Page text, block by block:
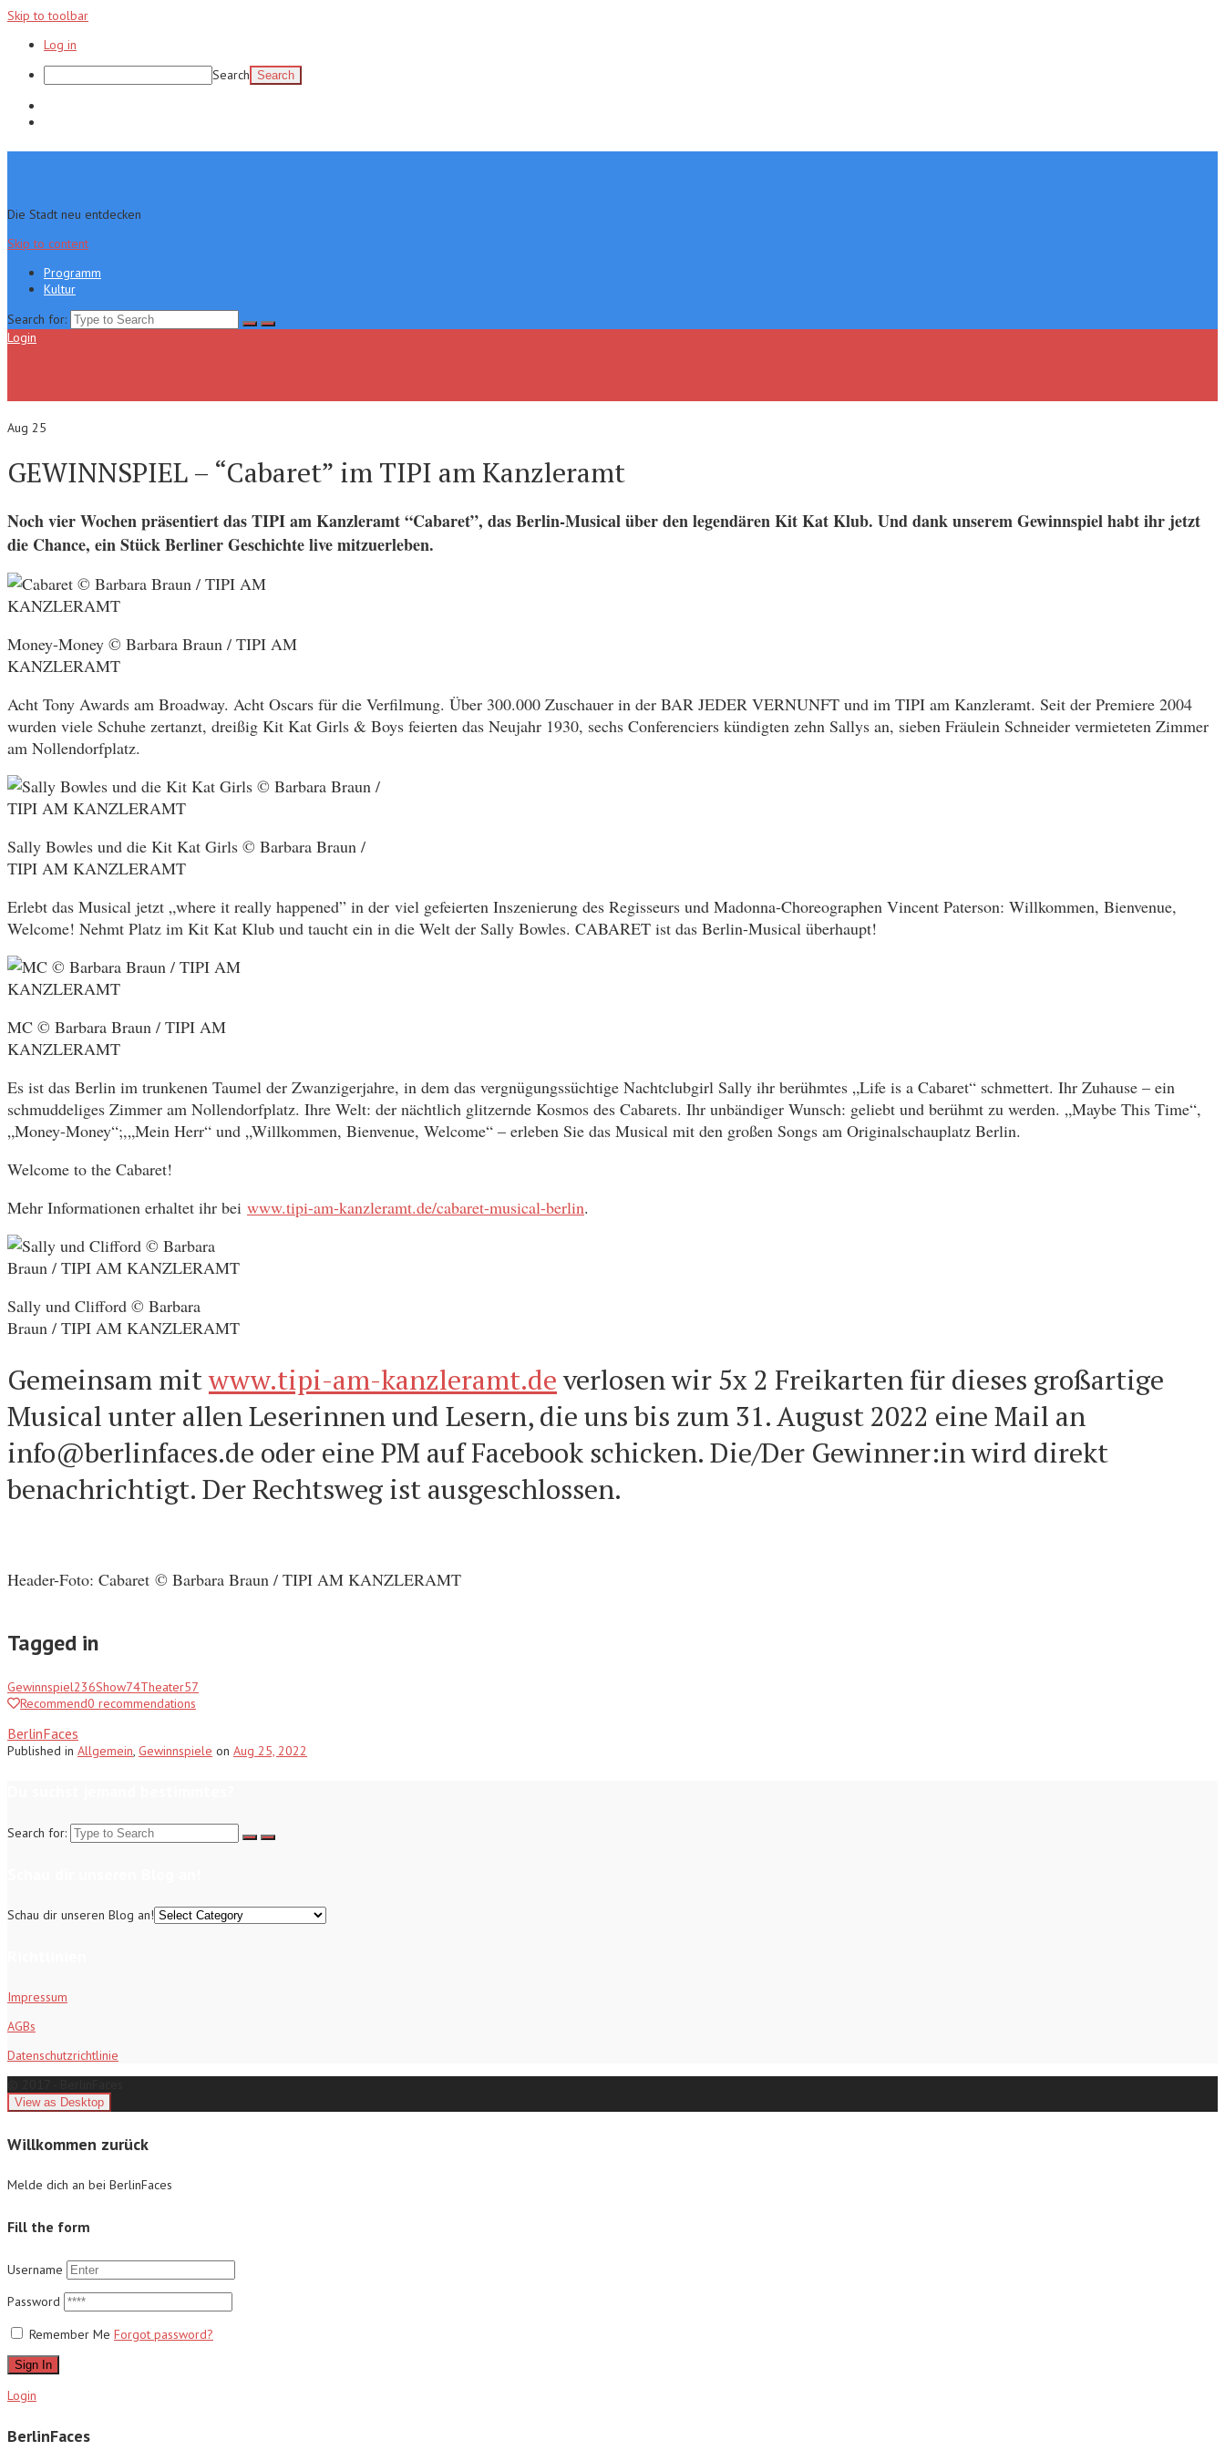
Skip to toolbar
Log in
Search
Die Stadt neu entdecken
Skip to content
Programm
Kultur
Search for:
Login
Aug 25
GEWINNSPIEL – “Cabaret” im TIPI am Kanzleramt
Noch vier Wochen präsentiert das TIPI am Kanzleramt “Cabaret”, das Berlin-Musical über den legendären Kit Kat Klub. Und dank unserem Gewinnspiel habt ihr jetzt
die Chance, ein Stück Berliner Geschichte live mitzuerleben.
Money-Money © Barbara Braun / TIPI AM
KANZLERAMT
Acht Tony Awards am Broadway. Acht Oscars für die Verfilmung. Über 300.000 Zuschauer in der BAR JEDER VERNUNFT und im TIPI am Kanzleramt. Seit der Premiere 2004
wurden viele Schuhe zertanzt, dreißig Kit Kat Girls & Boys feierten das Neujahr 1930, sechs Conferenciers kündigten zehn Sallys an, sieben Fräulein Schneider vermieteten Zimmer
am Nollendorfplatz.
Sally Bowles und die Kit Kat Girls © Barbara Braun /
TIPI AM KANZLERAMT
Erlebt das Musical jetzt „where it really happened” in der viel gefeierten Inszenierung des Regisseurs und Madonna-Choreographen Vincent Paterson: Willkommen, Bienvenue,
Welcome! Nehmt Platz im Kit Kat Klub und taucht ein in die Welt der Sally Bowles. CABARET ist das Berlin-Musical überhaupt!
MC © Barbara Braun / TIPI AM
KANZLERAMT
Es ist das Berlin im trunkenen Taumel der Zwanzigerjahre, in dem das vergnügungssüchtige Nachtclubgirl Sally ihr berühmtes „Life is a Cabaret“ schmettert. Ihr Zuhause – ein
schmuddeliges Zimmer am Nollendorfplatz. Ihre Welt: der nächtlich glitzernde Kosmos des Cabarets. Ihr unbändiger Wunsch: geliebt und berühmt zu werden. „Maybe This Time“,
„Money-Money“;,„Mein Herr“ und „Willkommen, Bienvenue, Welcome“ – erleben Sie das Musical mit den großen Songs am Originalschauplatz Berlin.
Welcome to the Cabaret!
Mehr Informationen erhaltet ihr bei www.tipi-am-kanzleramt.de/cabaret-musical-berlin.
Sally und Clifford © Barbara
Braun / TIPI AM KANZLERAMT
Gemeinsam mitwww.tipi-am-kanzleramt.deverlosen wir 5x 2 Freikarten für dieses großartige
Musical unter allen Leserinnen und Lesern, die uns bis zum 31. August 2022 eine Mail an
info@berlinfaces.de oder eine PM auf Facebook schicken. Die/Der Gewinner:in wird direkt
benachrichtigt. Der Rechtsweg ist ausgeschlossen.
Header-Foto: Cabaret © Barbara Braun / TIPI AM KANZLERAMT
Tagged in
Gewinnspiel236Show74Theater57
Recommend0 recommendations
BerlinFaces
Published in Allgemein, Gewinnspiele on Aug 25, 2022
Search for:
Schau dir unseren Blog an!
Impressum
AGBs
Datenschutzrichtlinie
Willkommen zurück
Melde dich an bei BerlinFaces
Fill the form
Username
Password
Remember Me Forgot password?
Sign In
Login
BerlinFaces